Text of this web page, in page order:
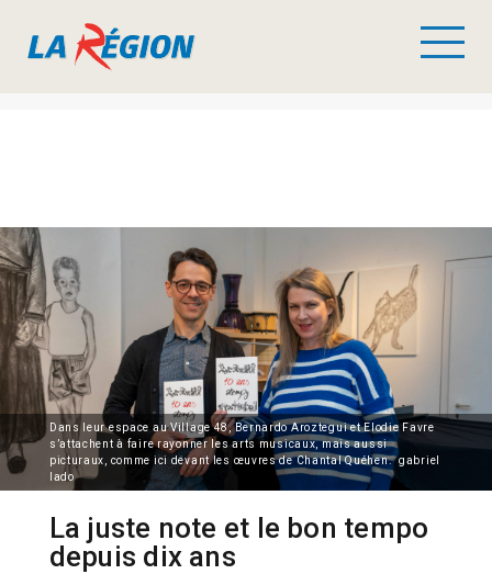
ANNIVERSAIRE
Dans leur espace au Village 48, Bernardo Aroztegui et Elodie Favre
s’attachent à faire rayonner les arts musicaux, mais aussi
picturaux, comme ici devant les œuvres de Chantal Quéhen. gabriel
lado
La juste note et le bon tempo
depuis dix ans